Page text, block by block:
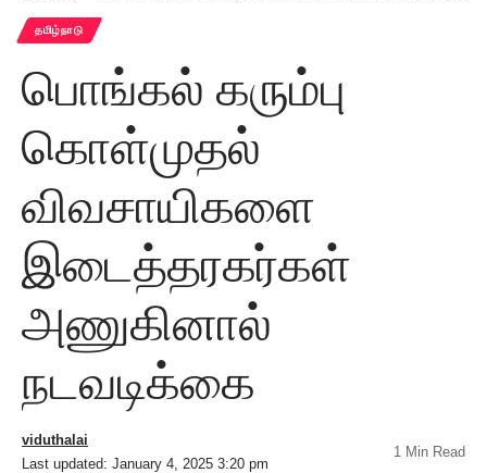
தமிழ்நாடு
பொங்கல் கரும்பு
கொள்முதல்
விவசாயிகளை
இடைத்தரகர்கள்
அணுகினால்
நடவடிக்கை
Last updated: January 4, 2025 3:20 pm
viduthalai
1 Min Read